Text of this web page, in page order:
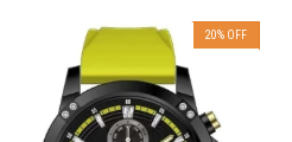
20% OFF